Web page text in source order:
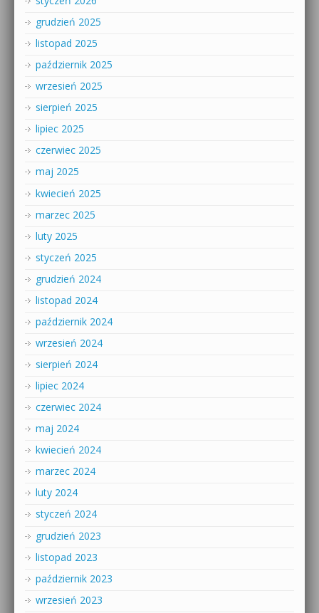
grudzień 2025
listopad 2025
październik 2025
wrzesień 2025
sierpień 2025
lipiec 2025
czerwiec 2025
maj 2025
kwiecień 2025
marzec 2025
luty 2025
styczeń 2025
grudzień 2024
listopad 2024
październik 2024
wrzesień 2024
sierpień 2024
lipiec 2024
czerwiec 2024
maj 2024
kwiecień 2024
marzec 2024
luty 2024
styczeń 2024
grudzień 2023
listopad 2023
październik 2023
wrzesień 2023